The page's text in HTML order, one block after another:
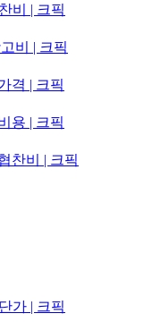
비 | 크픽
비 | 크픽
격 | 크픽
용 | 크픽
찬비 | 크픽
가 | 크픽